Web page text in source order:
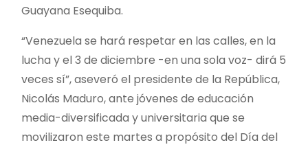
Guayana Esequiba.
“Venezuela se hará respetar en las calles, en la
lucha y el 3 de diciembre -en una sola voz- dirá 5
veces sí”, aseveró el presidente de la República,
Nicolás Maduro, ante jóvenes de educación
media-diversificada y universitaria que se
movilizaron este martes a propósito del Día del